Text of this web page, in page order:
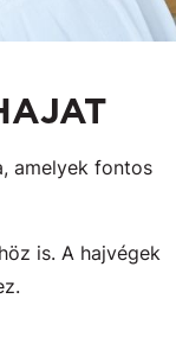
amelyek fontos
is. A hajvégek